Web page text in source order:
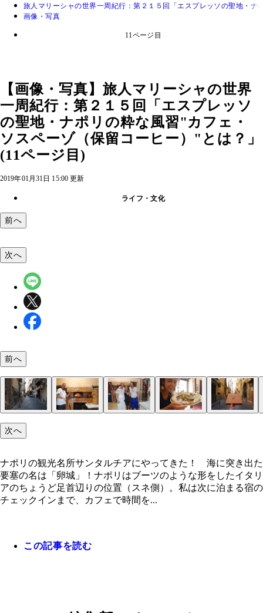
旅人マリーシャの世界一周紀行：第２１５回「エスプレッソの聖地・
画像・写真
11ページ目
【画像・写真】旅人マリーシャの世界
一周紀行：第２１５回「エスプレッソ
の聖地・ナポリの粋な風習"カフェ・
ソスペーゾ（保留コーヒー）"とは？」
(11ページ目)
2019年01月31日 15:00 更新
ライフ・文化
前へ
がらコーヒーをいただく。浮いてるみたいに撮れ
ーボ
ラ聖堂
次へ
前へ
次へ
ナポリの観光名所サンタルチアにやってきた！ 海に突き出た
要塞の名は「卵城」！ナポリはブーツのような形をしたイタリ
アのちょうど足首辺りの位置（スネ側）。私は次に泊まる宿の
チェックインまで、カフェで時間を...
この記事を読む